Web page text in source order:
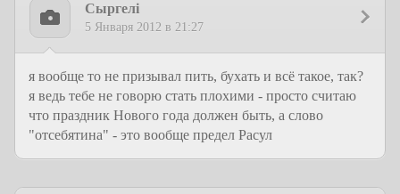
Сыргелi
5 Января 2012 в 21:27
я вообще то не призывал пить, бухать и всё такое, так?
я ведь тебе не говорю стать плохими - просто считаю
что праздник Нового года должен быть, а слово
"отсебятина" - это вообще предел Расул